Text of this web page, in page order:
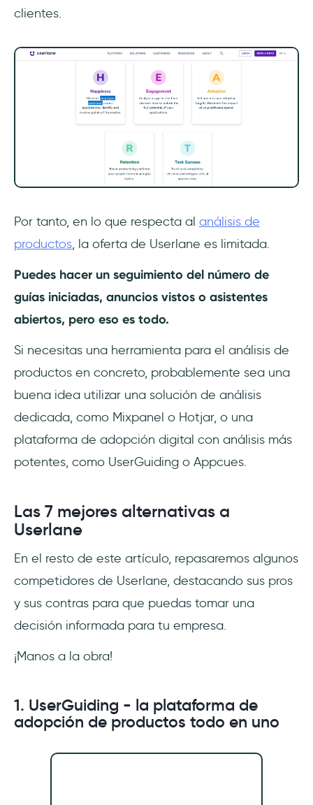
clientes.
Por tanto, en lo que respecta al análisis de
productos, la oferta de Userlane es limitada.
Puedes hacer un seguimiento del número de
guías iniciadas, anuncios vistos o asistentes
abiertos, pero eso es todo.
Si necesitas una herramienta para el análisis de
productos en concreto, probablemente sea una
buena idea utilizar una solución de análisis
dedicada, como Mixpanel o Hotjar, o una
plataforma de adopción digital con análisis más
potentes, como UserGuiding o Appcues.
Las 7 mejores alternativas a
Userlane
En el resto de este artículo, repasaremos algunos
competidores de Userlane, destacando sus pros
y sus contras para que puedas tomar una
decisión informada para tu empresa.
¡Manos a la obra!
1. UserGuiding - la plataforma de
adopción de productos todo en uno